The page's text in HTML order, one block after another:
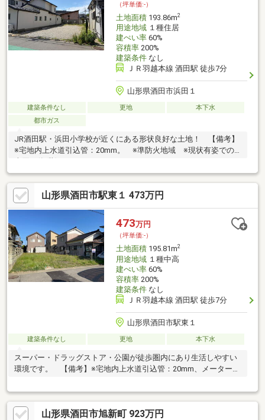
（坪単価:-）
土地面積193.86m2
用途地域１種住居
建ぺい率60%
容積率200%
建築条件なし
ＪＲ羽越本線 酒田駅 徒歩7分
山形県酒田市浜田１
建築条件なし 更地
本下水
都市ガス
JR酒田駅・浜田小学校が近くにある形状良好な土地！ 【備考】
※宅地内上水道引込管：20mm。 ※準防火地域 ※現状有姿での
山形県酒田市駅東１ 473万円
473万円
（坪単価:-）
土地面積195.81m2
用途地域１種中高
建ぺい率60%
容積率200%
建築条件なし
ＪＲ羽越本線 酒田駅 徒歩7分
山形県酒田市駅東１
建築条件なし 更地 本下水
スーパー・ドラッグストア・公園が徒歩圏内にあり生活しやすい
環境です。 【備考】※宅地内上水道引込管：20mm、メーター：
山形県酒田市旭新町 923万円